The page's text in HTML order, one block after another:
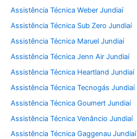
Assistência Técnica Weber Jundiaí
Assistência Técnica Sub Zero Jundiaí
Assistência Técnica Maruel Jundiaí
Assistência Técnica Jenn Air Jundiaí
Assistência Técnica Heartland Jundiaí
Assistência Técnica Tecnogás Jundiaí
Assistência Técnica Goumert Jundiaí
Assistência Técnica Venâncio Jundiaí
Assistência Técnica Gaggenau Jundiaí